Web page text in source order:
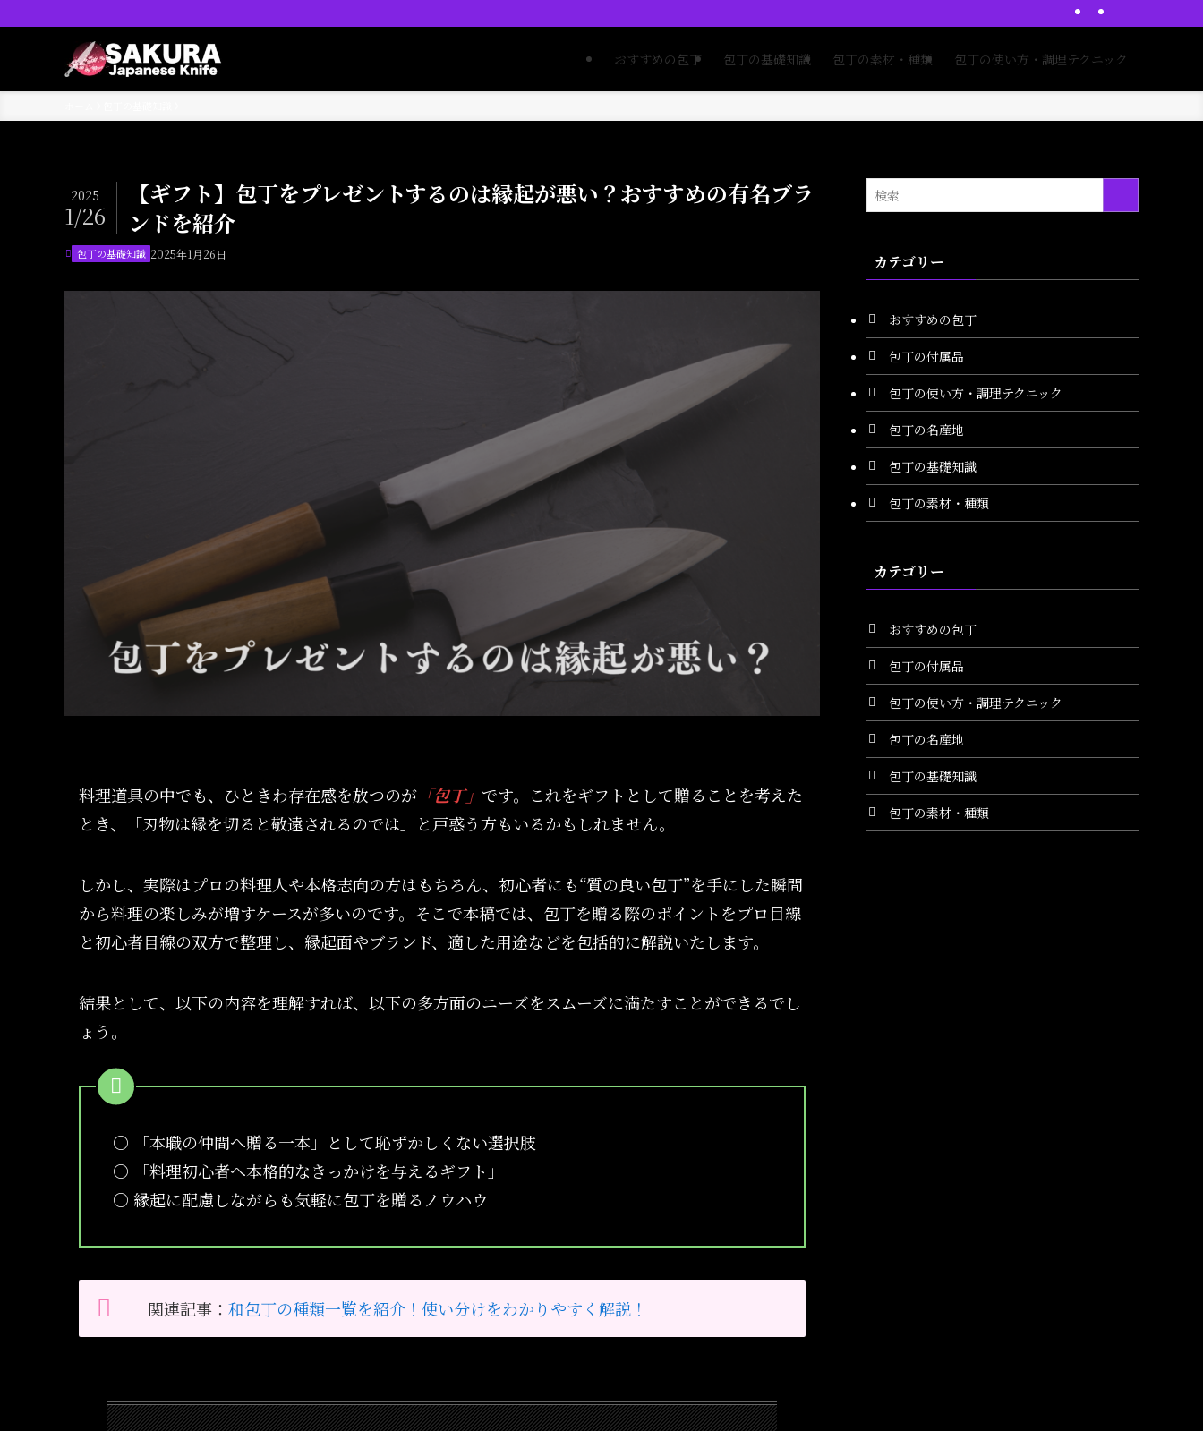
おすすめの包丁 包丁の基礎知識 包丁の素材・種類 包丁の使い方・調理テクニック
【ギフト】包丁をプレゼントするのは縁起が悪い？おすすめの有名ブラ
ンドを紹介
2025
1/26
包丁の基礎知識 2025年1月26日
料理道具の中でも、ひときわ存在感を放つのが 「包丁」 です。これをギフトとして贈ることを考えた
とき、「刃物は縁を切ると敬遠されるのでは」と戸惑う方もいるかもしれません。
しかし、実際はプロの料理人や本格志向の方はもちろん、初心者にも“質の良い包丁”を手にした瞬間
から料理の楽しみが増すケースが多いのです。そこで本稿では、包丁を贈る際のポイントをプロ目線
と初心者目線の双方で整理し、縁起面やブランド、適した用途などを包括的に解説いたします。
結果として、以下の内容を理解すれば、以下の多方面のニーズをスムーズに満たすことができるでし
ょう。
○ 「本職の仲間へ贈る一本」として恥ずかしくない選択肢
○ 「料理初心者へ本格的なきっかけを与えるギフト」
○ 縁起に配慮しながらも気軽に包丁を贈るノウハウ
関連記事： 和包丁の種類一覧を紹介！使い分けをわかりやすく解説！
カテゴリー
おすすめの包丁
包丁の付属品
包丁の使い方・調理テクニック
包丁の名産地
包丁の基礎知識
包丁の素材・種類
カテゴリー
おすすめの包丁
包丁の付属品
包丁の使い方・調理テクニック
包丁の名産地
包丁の基礎知識
包丁の素材・種類